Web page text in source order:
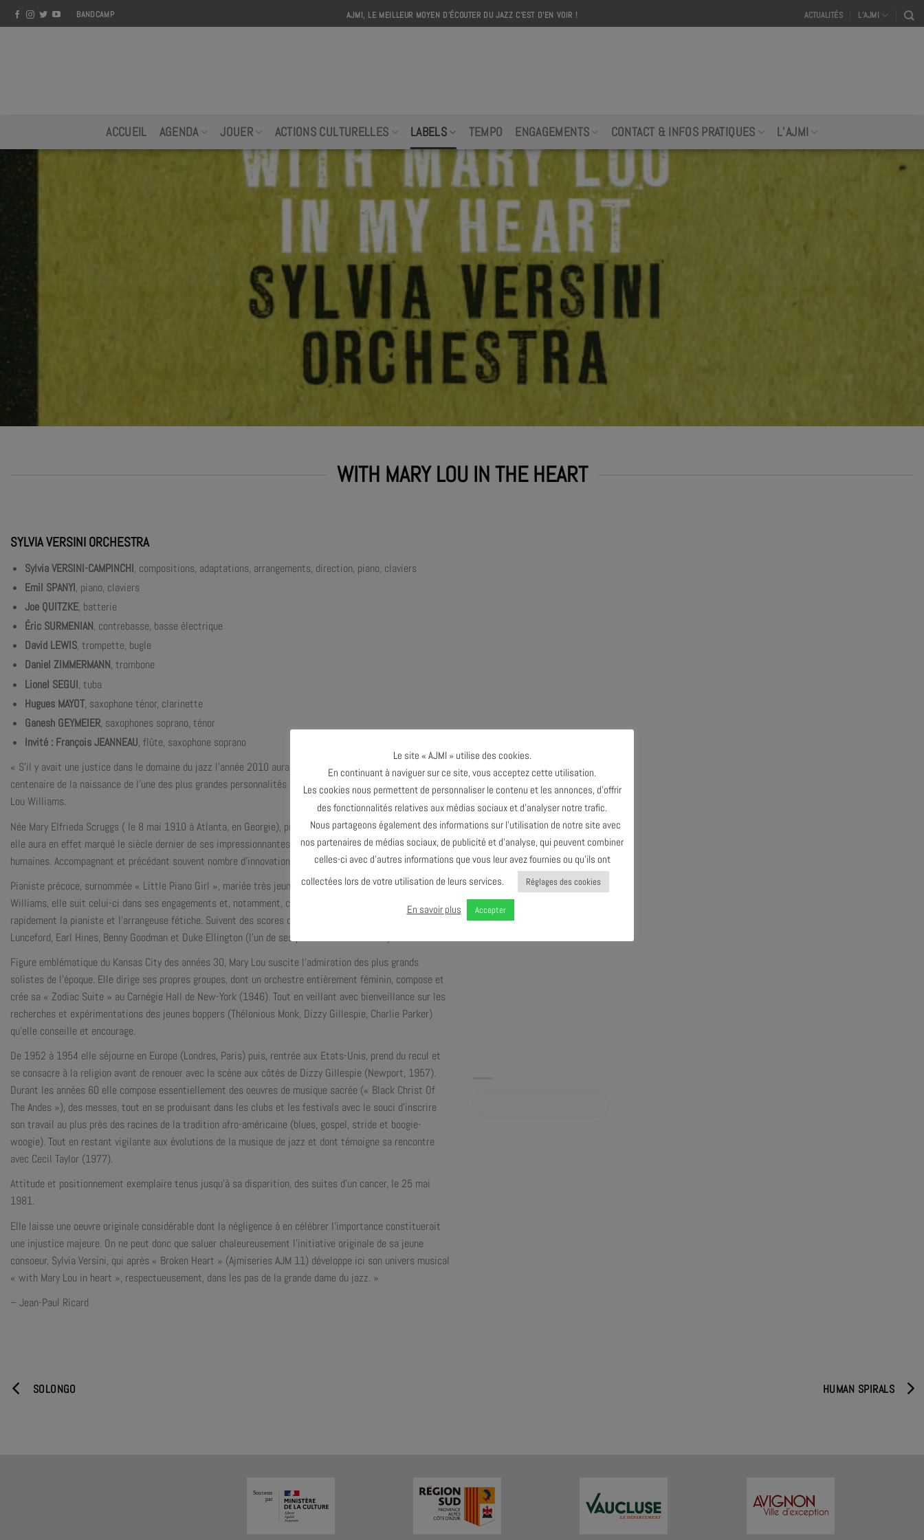
Skip
to
BANDCAMP AJMI, LE MEILLEUR MOYEN D'ÉCOUTER DU JAZZ C'EST D'EN VOIR ! ACTUALITÉS L’AJMI
ACCUEIL AGENDA JOUER ACTIONS CULTURELLES LABELS TEMPO ENGAGEMENTS CONTACT & INFOS PRATIQUES L’AJMI
WITH MARY LOU IN THE HEART
SYLVIA VERSINI ORCHESTRA
Sylvia VERSINI-CAMPINCHI, compositions, adaptations, arrangements, direction, piano, claviers
Emil SPANYI, piano, claviers
Joe QUITZKE, batterie
Éric SURMENIAN, contrebasse, basse électrique
David LEWIS, trompette, bugle
Daniel ZIMMERMANN, trombone
Lionel SEGUI, tuba
Hugues MAYOT, saxophone ténor, clarinette
Ganesh GEYMEIER, saxophones soprano, ténor
Invité : François JEANNEAU, flûte, saxophone soprano
« S’il y avait une justice dans le domaine du jazz l’année 2010 aurait du être celle de la célébration du
centenaire de la naissance de l’une des plus grandes personnalités de l’histoire de cette musique : Mary
Lou Williams.
Née Mary Elfrieda Scruggs ( le 8 mai 1910 à Atlanta, en Georgie), pianiste, compositrice et arrangeuse
elle aura en effet marqué le siècle dernier de ses impressionnantes et très diverses qualités musicales et
humaines. Accompagnant et précédant souvent nombre d’innovations essentielles de la saga du jazz.
Pianiste précoce, surnommée « Little Piano Girl », mariée très jeune (16 ans) au trompettiste John
Williams, elle suit celui-ci dans ses engagements et, notamment, chez Andy Kirk (1929) dont elle devient
rapidement la pianiste et l’arrangeuse fétiche. Suivent des scores originaux pour les orchestres de Jimmy
Lunceford, Earl Hines, Benny Goodman et Duke Ellington (l’un de ses plus fidèle admirateur).
Figure emblématique du Kansas City des années 30, Mary Lou suscite l’admiration des plus grands
solistes de l’époque. Elle dirige ses propres groupes, dont un orchestre entièrement féminin, compose et
crée sa « Zodiac Suite » au Carnégie Hall de New-York (1946). Tout en veillant avec bienveillance sur les
recherches et expérimentations des jeunes boppers (Thélonious Monk, Dizzy Gillespie, Charlie Parker)
qu’elle conseille et encourage.
De 1952 à 1954 elle séjourne en Europe (Londres, Paris) puis, rentrée aux Etats-Unis, prend du recul et
se consacre à la religion avant de renouer avec la scène aux côtés de Dizzy Gillespie (Newport, 1957).
Durant les années 60 elle compose essentiellement des oeuvres de musique sacrée (« Black Christ Of
The Andes »), des messes, tout en se produisant dans les clubs et les festivals avec le souci d’inscrire
son travail au plus près des racines de la tradition afro-américaine (blues, gospel, stride et boogie-
woogie). Tout en restant vigilante aux évolutions de la musique de jazz et dont témoigne sa rencontre
avec Cecil Taylor (1977).
Attitude et positionnement exemplaire tenus jusqu’à sa disparition, des suites d’un cancer, le 25 mai
1981.
Elle laisse une oeuvre originale considérable dont la négligence à en célébrer l’importance constituerait
une injustice majeure. On ne peut donc que saluer chaleureusement l’initiative originale de sa jeune
consoeur, Sylvia Versini, qui après « Broken Heart » (Ajmiseries AJM 11) développe ici son univers musical
« with Mary Lou in heart », respectueusement, dans les pas de la grande dame du jazz. »
– Jean-Paul Ricard
SOLONGO HUMAN SPIRALS
Le site « AJMI » utilise des cookies.
En continuant à naviguer sur ce site, vous acceptez cette utilisation.
Les cookies nous permettent de personnaliser le contenu et les annonces, d’offrir
des fonctionnalités relatives aux médias sociaux et d’analyser notre trafic.
Nous partageons également des informations sur l’utilisation de notre site avec
nos partenaires de médias sociaux, de publicité et d’analyse, qui peuvent combiner
celles-ci avec d’autres informations que vous leur avez fournies ou qu’ils ont
collectées lors de votre utilisation de leurs services.
Réglages des cookies
En savoir plus Accepter